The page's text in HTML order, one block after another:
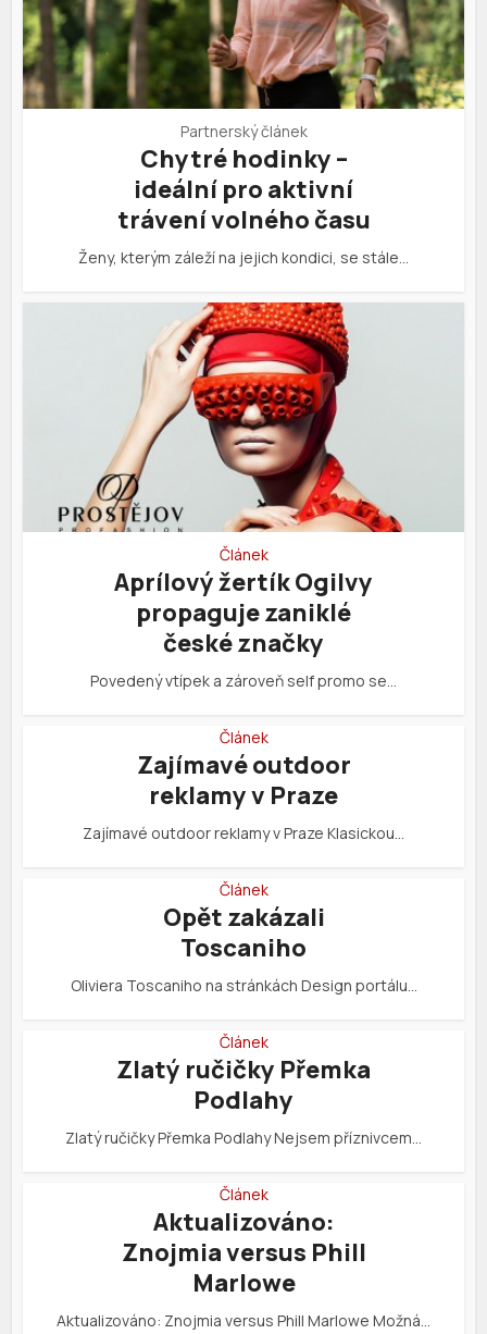
Partnerský článek
Chytré hodinky –
ideální pro aktivní
trávení volného času
Ženy, kterým záleží na jejich kondici, se stále…
Článek
Aprílový žertík Ogilvy
propaguje zaniklé
české značky
Povedený vtípek a zároveň self promo se…
Článek
Zajímavé outdoor
reklamy v Praze
Zajímavé outdoor reklamy v Praze Klasickou…
Článek
Opět zakázali
Toscaniho
Oliviera Toscaniho na stránkách Design portálu…
Článek
Zlatý ručičky Přemka
Podlahy
Zlatý ručičky Přemka Podlahy Nejsem příznivcem…
Článek
Aktualizováno:
Znojmia versus Phill
Marlowe
Aktualizováno: Znojmia versus Phill Marlowe Možná…